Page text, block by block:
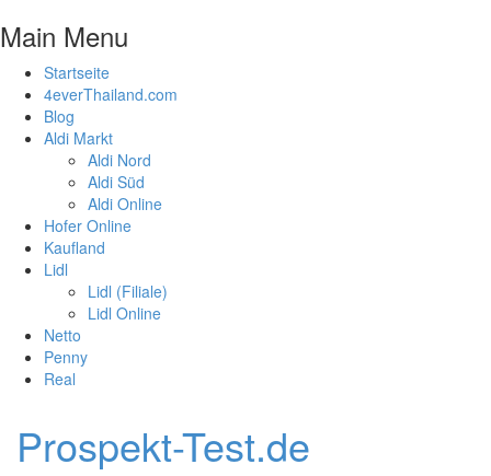
Main Menu
Startseite
4everThailand.com
Blog
Aldi Markt
Aldi Nord
Aldi Süd
Aldi Online
Hofer Online
Kaufland
Lidl
Lidl (Filiale)
Lidl Online
Netto
Penny
Real
Prospekt-Test.de